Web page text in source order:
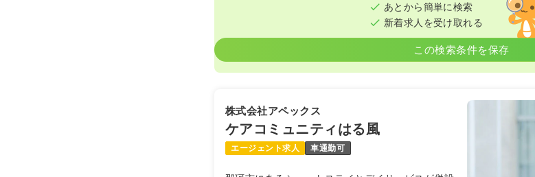
あとから簡単に検索
新着求人を受け取れる
この検索条件を保存
株式会社アペックス
ケアコミュニティはる風
エージェント求人 車通勤可